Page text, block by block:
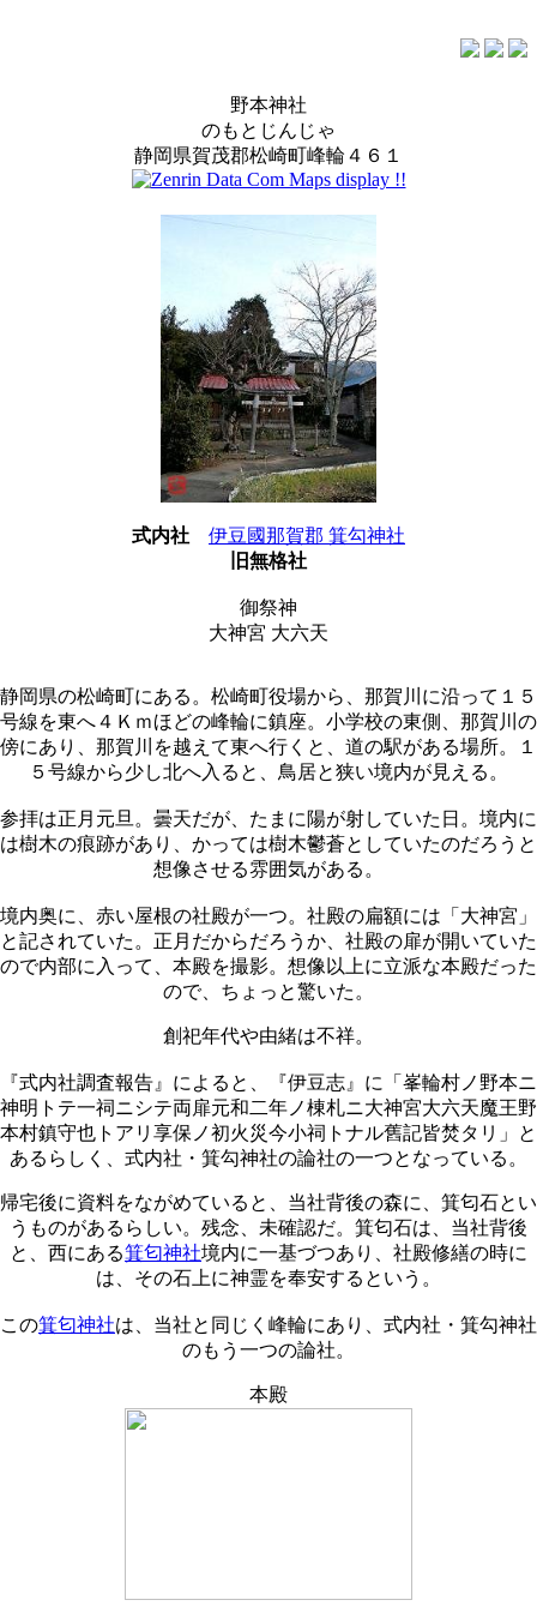
野本神社
のもとじんじゃ
静岡県賀茂郡松崎町峰輪４６１
式内社
伊豆國那賀郡 箕勾神社
旧無格社
御祭神
大神宮 大六天
静岡県の松崎町にある。松崎町役場から、那賀川に沿って１５
号線を東へ４Ｋｍほどの峰輪に鎮座。小学校の東側、那賀川の
傍にあり、那賀川を越えて東へ行くと、道の駅がある場所。１
５号線から少し北へ入ると、鳥居と狭い境内が見える。
参拝は正月元旦。曇天だが、たまに陽が射していた日。境内に
は樹木の痕跡があり、かっては樹木鬱蒼としていたのだろうと
想像させる雰囲気がある。
境内奥に、赤い屋根の社殿が一つ。社殿の扁額には「大神宮」
と記されていた。正月だからだろうか、社殿の扉が開いていた
ので内部に入って、本殿を撮影。想像以上に立派な本殿だった
ので、ちょっと驚いた。
創祀年代や由緒は不祥。
『式内社調査報告』によると、『伊豆志』に「峯輪村ノ野本ニ
神明トテ一祠ニシテ両扉元和二年ノ棟札ニ大神宮大六天魔王野
本村鎮守也トアリ享保ノ初火災今小祠トナル舊記皆焚タリ」と
あるらしく、式内社・箕勾神社の論社の一つとなっている。
帰宅後に資料をながめていると、当社背後の森に、箕匂石とい
うものがあるらしい。残念、未確認だ。箕匂石は、当社背後
と、西にある箕匂神社境内に一基づつあり、社殿修繕の時に
は、その石上に神霊を奉安するという。
この箕匂神社は、当社と同じく峰輪にあり、式内社・箕勾神社
のもう一つの論社。
本殿